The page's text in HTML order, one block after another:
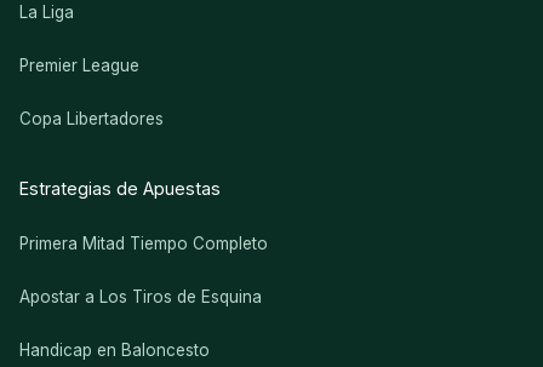
La Liga
Premier League
Copa Libertadores
Estrategias de Apuestas
Primera Mitad Tiempo Completo
Apostar a Los Tiros de Esquina
Handicap en Baloncesto